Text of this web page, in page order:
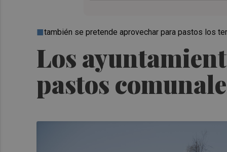
Los
pastos
también se pretende aprovechar para pastos los